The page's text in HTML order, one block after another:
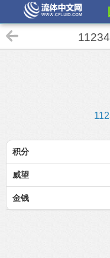
积分
威望
金钱